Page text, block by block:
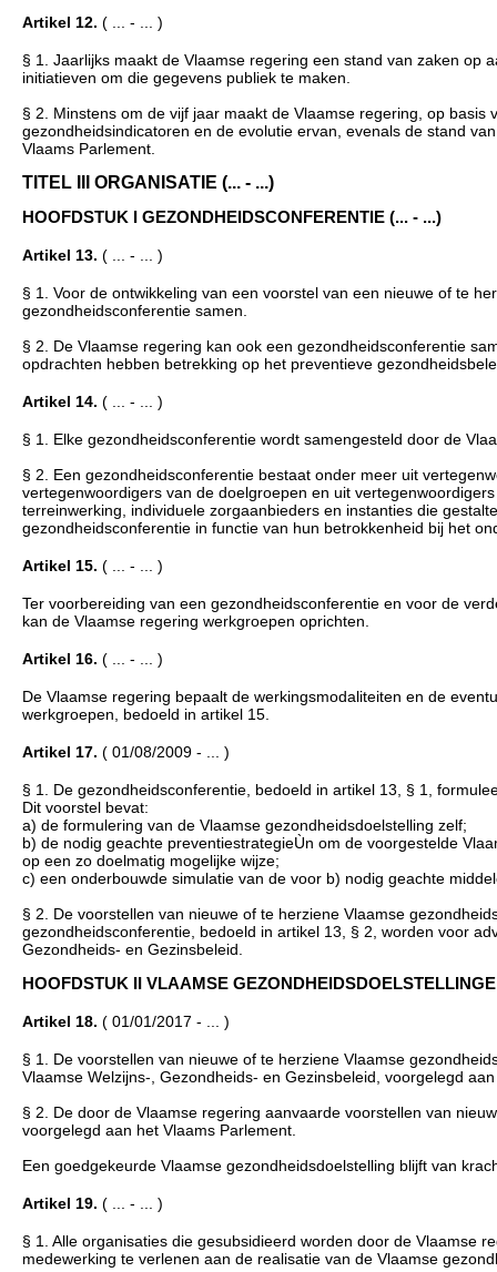
Artikel 12. ( ... - ... )
§ 1. Jaarlijks maakt de Vlaamse regering een stand van zaken op
initiatieven om die gegevens publiek te maken.
§ 2. Minstens om de vijf jaar maakt de Vlaamse regering, op
gezondheidsindicatoren en de evolutie ervan, evenals de stand
Vlaams Parlement.
TITEL III ORGANISATIE (... - ...)
HOOFDSTUK I GEZONDHEIDSCONFERENTIE (... - ...)
Artikel 13. ( ... - ... )
§ 1. Voor de ontwikkeling van een voorstel van een nieuwe of te
gezondheidsconferentie samen.
§ 2. De Vlaamse regering kan ook een gezondheidsconferentie
opdrachten hebben betrekking op het preventieve
Artikel 14. ( ... - ... )
§ 1. Elke gezondheidsconferentie wordt samengesteld door de
§ 2. Een gezondheidsconferentie bestaat onder meer uit
vertegenwoordigers van de doelgroepen en uit
terreinwerking, individuele zorgaanbieders en instanties die
gezondheidsconferentie in functie van hun betrokkenheid bij het
Artikel 15. ( ... - ... )
Ter voorbereiding van een gezondheidsconferentie en voor de
kan de Vlaamse regering werkgroepen oprichten.
Artikel 16. ( ... - ... )
De Vlaamse regering bepaalt de werkingsmodaliteiten en de
werkgroepen, bedoeld in artikel 15.
Artikel 17. ( 01/08/2009 - ... )
§ 1. De gezondheidsconferentie, bedoeld in artikel 13, § 1,
Dit voorstel bevat:
a) de formulering van de Vlaamse gezondheidsdoelstelling zelf;
b) de nodig geachte preventiestrategieÙn om de voorgestelde
op een zo doelmatig mogelijke wijze;
c) een onderbouwde simulatie van de voor b) nodig geachte
§ 2. De voorstellen van nieuwe of te herziene Vlaamse
gezondheidsconferentie, bedoeld in artikel 13, § 2, worden voor
Gezondheids- en Gezinsbeleid.
HOOFDSTUK II VLAAMSE
Artikel 18. ( 01/01/2017 - ... )
§ 1. De voorstellen van nieuwe of te herziene Vlaamse
Vlaamse Welzijns-, Gezondheids- en Gezinsbeleid, voorgelegd
§ 2. De door de Vlaamse regering aanvaarde voorstellen van
voorgelegd aan het Vlaams Parlement.
Een goedgekeurde Vlaamse gezondheidsdoelstelling blijft van
Artikel 19. ( ... - ... )
§ 1. Alle organisaties die gesubsidieerd worden door de Vlaamse
medewerking te verlenen aan de realisatie van de Vlaamse